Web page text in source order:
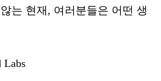
는 현재, 여러분들은 어떤 생
Labs